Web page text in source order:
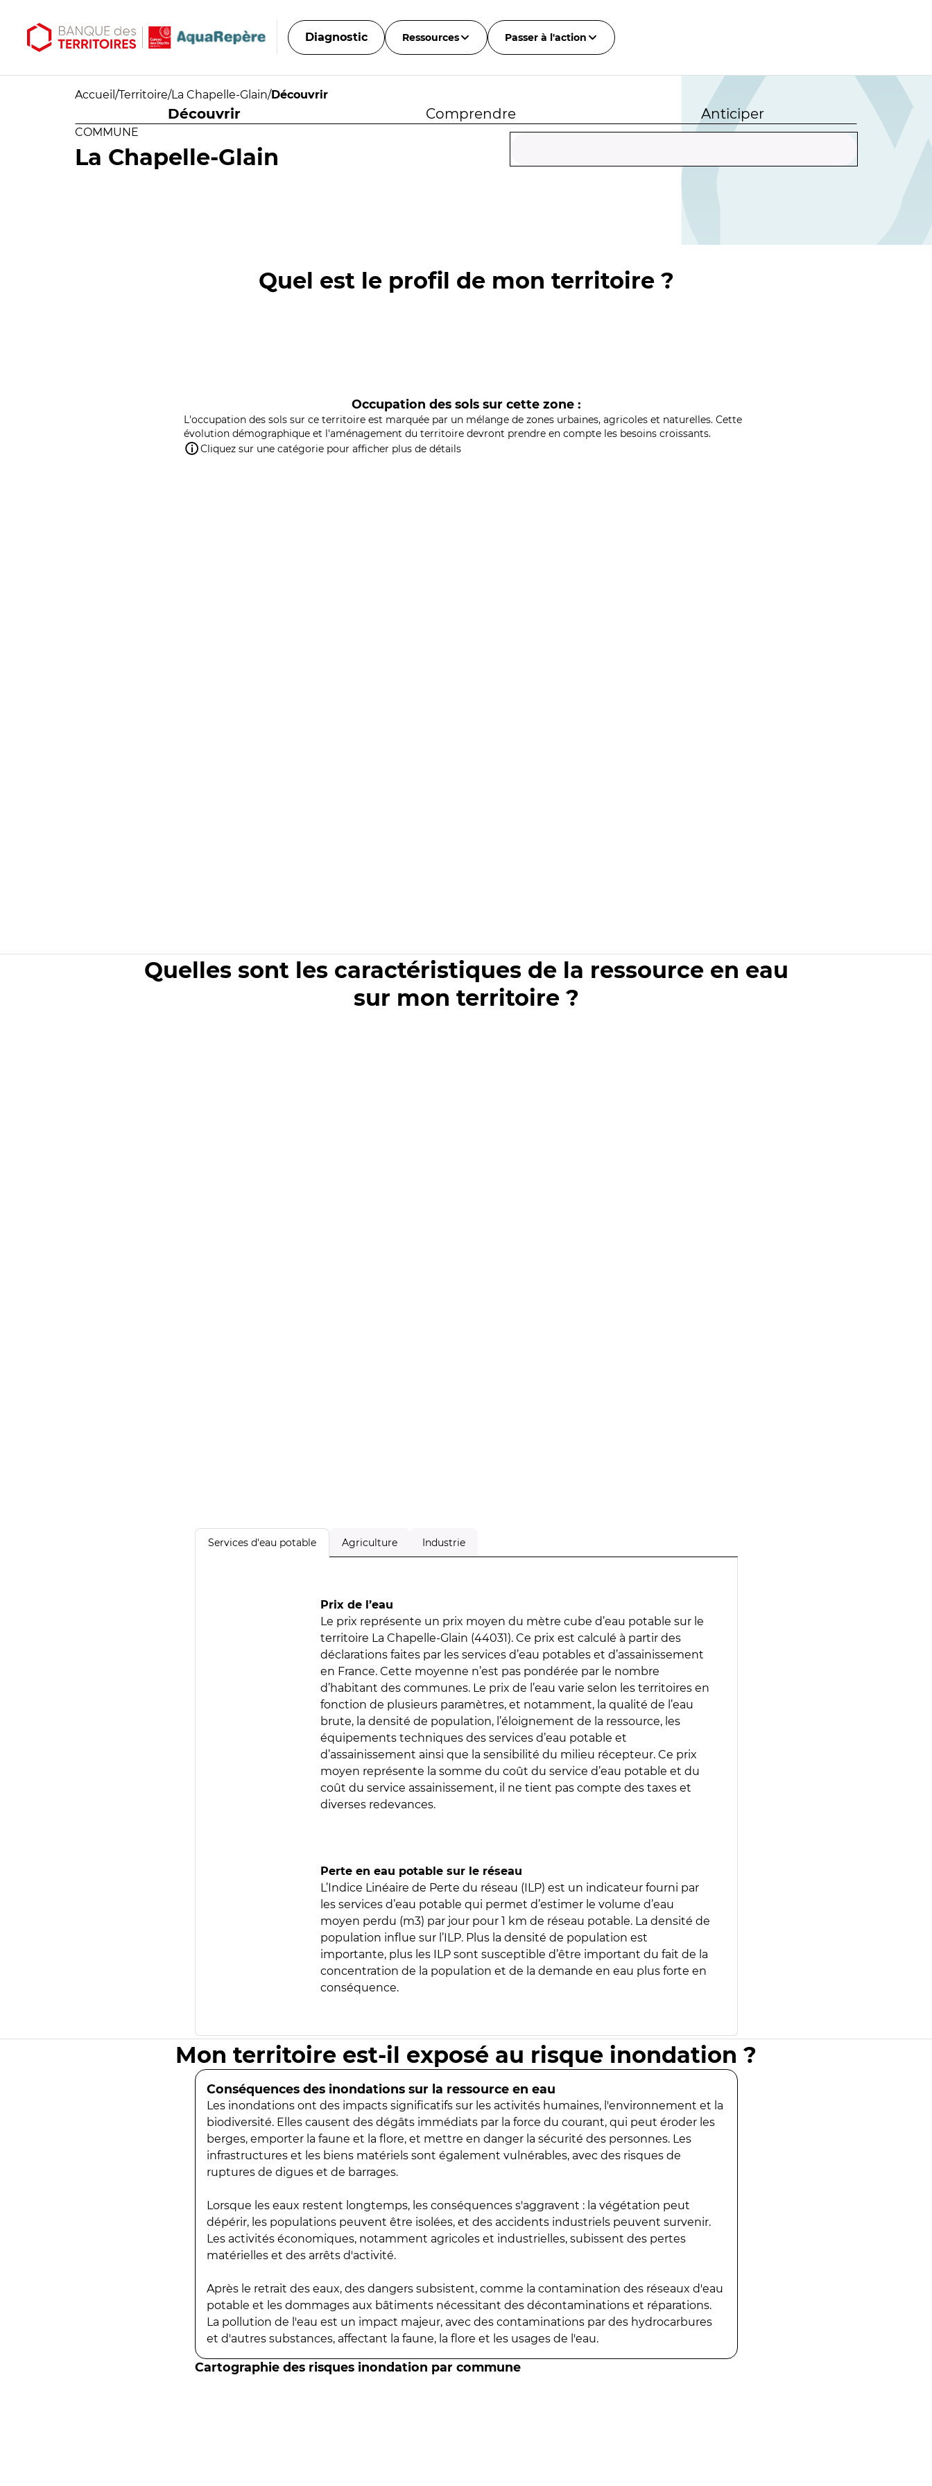
Diagnostic Ressources Passer à l'action
Accueil /Territoire/La Chapelle-Glain/Découvrir
Découvrir Comprendre Anticiper
COMMUNE
La Chapelle-Glain
Quel est le profil de mon territoire ?
Occupation des sols sur cette zone :
L'occupation des sols sur ce territoire est marquée par un mélange de zones urbaines, agricoles et naturelles. Cette
évolution démographique et l'aménagement du territoire devront prendre en compte les besoins croissants.
Cliquez sur une catégorie pour afficher plus de détails
Quelles sont les caractéristiques de la ressource en eau
sur mon territoire ?
Services d'eau potable Agriculture Industrie
Prix de l’eau
Le prix représente un prix moyen du mètre cube d’eau potable sur le
territoire La Chapelle-Glain (44031). Ce prix est calculé à partir des
déclarations faites par les services d’eau potables et d’assainissement
en France. Cette moyenne n’est pas pondérée par le nombre
d’habitant des communes. Le prix de l’eau varie selon les territoires en
fonction de plusieurs paramètres, et notamment, la qualité de l’eau
brute, la densité de population, l’éloignement de la ressource, les
équipements techniques des services d’eau potable et
d’assainissement ainsi que la sensibilité du milieu récepteur. Ce prix
moyen représente la somme du coût du service d’eau potable et du
coût du service assainissement, il ne tient pas compte des taxes et
diverses redevances.
Perte en eau potable sur le réseau
L’Indice Linéaire de Perte du réseau (ILP) est un indicateur fourni par
les services d’eau potable qui permet d’estimer le volume d’eau
moyen perdu (m3) par jour pour 1 km de réseau potable. La densité de
population influe sur l’ILP. Plus la densité de population est
importante, plus les ILP sont susceptible d’être important du fait de la
concentration de la population et de la demande en eau plus forte en
conséquence.
Mon territoire est-il exposé au risque inondation ?
Conséquences des inondations sur la ressource en eau
Les inondations ont des impacts significatifs sur les activités humaines, l'environnement et la
biodiversité. Elles causent des dégâts immédiats par la force du courant, qui peut éroder les
berges, emporter la faune et la flore, et mettre en danger la sécurité des personnes. Les
infrastructures et les biens matériels sont également vulnérables, avec des risques de
ruptures de digues et de barrages.
Lorsque les eaux restent longtemps, les conséquences s'aggravent : la végétation peut
dépérir, les populations peuvent être isolées, et des accidents industriels peuvent survenir.
Les activités économiques, notamment agricoles et industrielles, subissent des pertes
matérielles et des arrêts d'activité.
Après le retrait des eaux, des dangers subsistent, comme la contamination des réseaux d'eau
potable et les dommages aux bâtiments nécessitant des décontaminations et réparations.
La pollution de l'eau est un impact majeur, avec des contaminations par des hydrocarbures
et d'autres substances, affectant la faune, la flore et les usages de l'eau.
Cartographie des risques inondation par commune